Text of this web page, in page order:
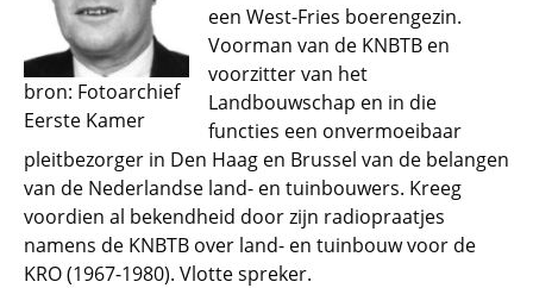
bron: Fotoarchief
Eerste Kamer
een West-Fries boerengezin.
Voorman van de KNBTB en
voorzitter van het
Landbouwschap en in die
functies een onvermoeibaar
pleitbezorger in Den Haag en Brussel van de belangen
van de Nederlandse land- en tuinbouwers. Kreeg
voordien al bekendheid door zijn radiopraatjes
namens de KNBTB over land- en tuinbouw voor de
KRO (1967-1980). Vlotte spreker.